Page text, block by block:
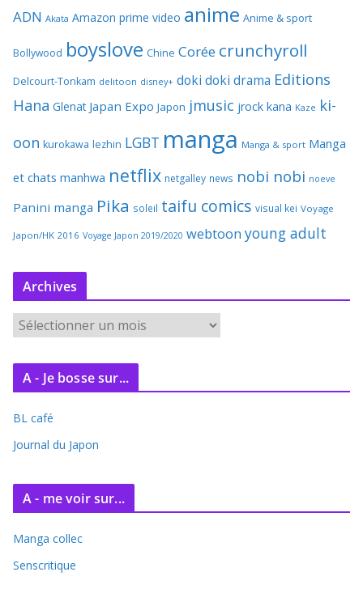
ADN Akata Amazon prime video anime Anime & sport
Bollywood boyslove Chine Corée crunchyroll
Delcourt-Tonkam delitoon disney+ doki doki drama Editions
Hana Glenat Japan Expo Japon jmusic jrock kana Kaze ki-
oon kurokawa lezhin LGBT manga Manga & sport Manga
et chats manhwa netflix netgalley news nobi nobi noeve
Panini manga Pika soleil taifu comics visual kei Voyage
Japon/HK 2016 Voyage Japon 2019/2020 webtoon young adult
Archives
r
c
v
e
A - Je bosse sur...
BL café
Journal du Japon
A - me voir sur...
Manga collec
Senscritique